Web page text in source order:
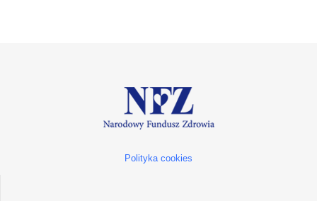
Polityka cookies